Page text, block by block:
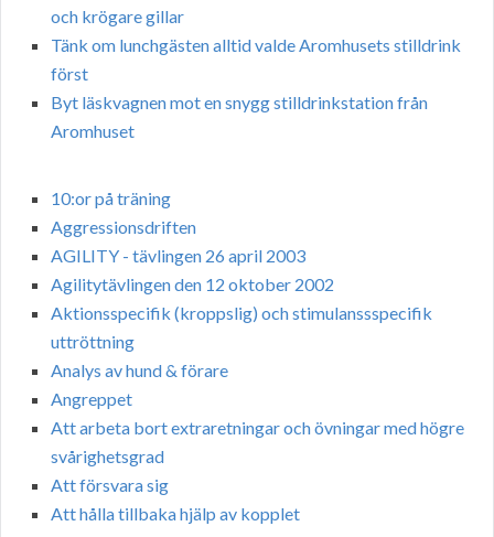
och krögare gillar
Tänk om lunchgästen alltid valde Aromhusets stilldrink
först
Byt läskvagnen mot en snygg stilldrinkstation från
Aromhuset
10:or på träning
Aggressionsdriften
AGILITY - tävlingen 26 april 2003
Agilitytävlingen den 12 oktober 2002
Aktionsspecifik (kroppslig) och stimulanssspecifik
uttröttning
Analys av hund & förare
Angreppet
Att arbeta bort extraretningar och övningar med högre
svårighetsgrad
Att försvara sig
Att hålla tillbaka hjälp av kopplet